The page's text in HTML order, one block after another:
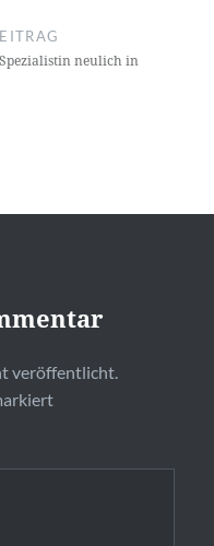
neulich in
veröffentlicht.